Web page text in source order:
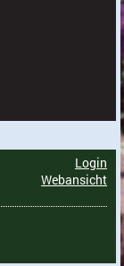
Login
Webansicht